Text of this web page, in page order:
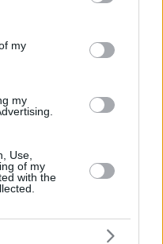
its third-party tags to
in below Google
my
my
Use,
of my
with the